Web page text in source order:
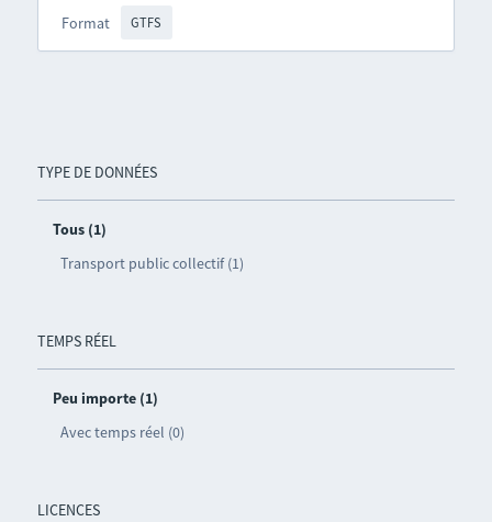
TYPE DE DONNÉES
Tous (1)
Transport public collectif (1)
TEMPS RÉEL
Peu importe (1)
Avec temps réel (0)
LICENCES
Format GTFS